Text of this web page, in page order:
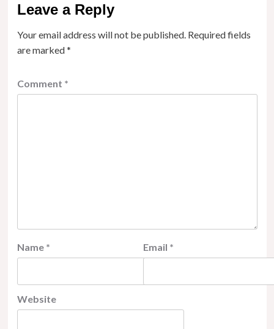
Leave a Reply
Your email address will not be published. Required fields
are marked*
Comment *
Name * Email *
Website